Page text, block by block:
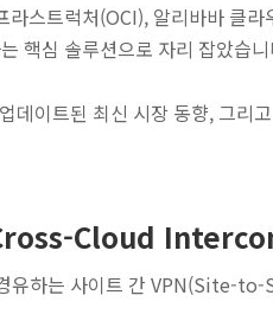
스트럭처(OCI), 알리바바 클
핵심 솔루션으로 자리 잡았습
이트된 최신 시장 동향, 그리
Cloud
유하는 사이트 간 VPN(Site-